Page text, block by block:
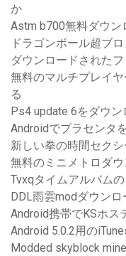
か
Astm b700無料ダウン
ドラゴンボール超ブ
ダウンロードされた
無料のマルチプレイ
る
Ps4 update 6をダウン
Androidでプラセンタ
新しい拳の時間セク
無料のミニメトロダウ
Tvxqタイムアルバム
DDL雨雲modダウンロ
Android携帯でKSホス
Android 5.0.2用の
Modded skyblock